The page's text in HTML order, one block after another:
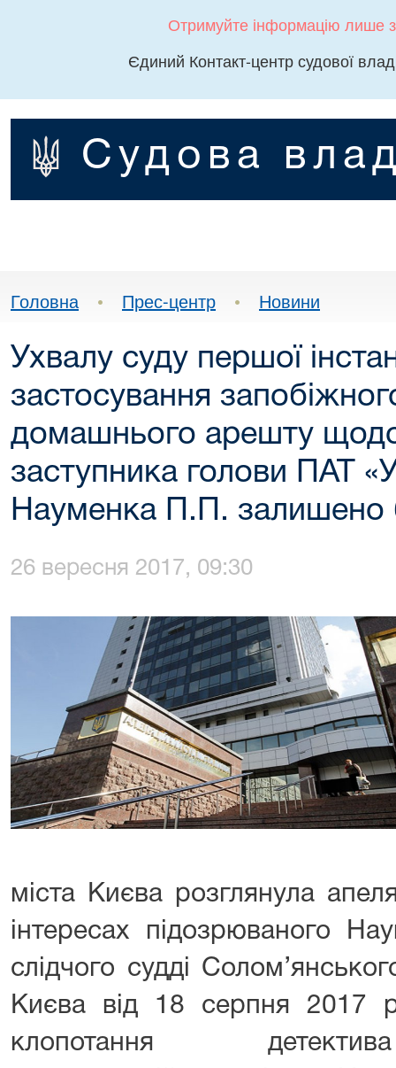
Отримуйте інформацію лише
Єдиний Контакт-центр судової
Судова
Головна • Прес-центр • Новини
Ухвалу суду першої
застосування
домашнього арешту
заступника голови ПАТ
Науменка П.П. залишено
26 вересня 2017, 09:30
міста Києва розглянула
інтересах підозрюваного
слідчого судді
Києва від 18 серпня 2017
клопотання